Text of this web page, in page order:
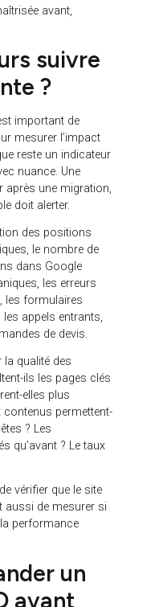
page existante ?
? Faut-il créer une
pas ? Faut-il
le parcours ?
éviter une refonte
plus moderne n’est
Un site plus
aligné avec les
freins et les actions
la
nouveau
vérifications sont
doit être prêt
être renseignées.
conserver une
importants
Le maillage
doivent
être visibles. Le
pages doivent être
recherche.
techniques,
erreurs éventuelles, le
d’indexation. Une